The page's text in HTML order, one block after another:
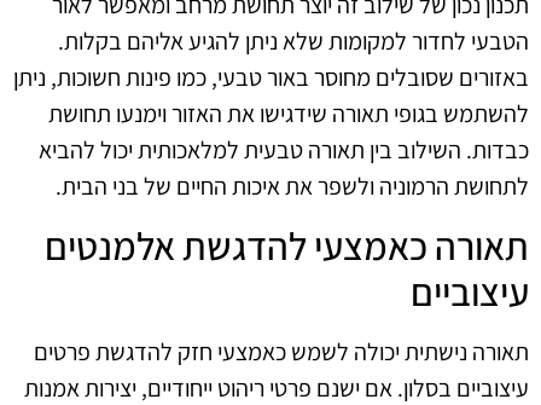
הטבעי לחדור למקומות שלא ניתן להגיע אליהם בקלות.
באזורים שסובלים מחוסר באור טבעי, כמו פינות חשוכות, ניתן
להשתמש בגופי תאורה שידגישו את האזור וימנעו תחושת
כבדות. השילוב בין תאורה טבעית למלאכותית יכול להביא
לתחושת הרמוניה ולשפר את איכות החיים של בני הבית.
תאורה כאמצעי להדגשת אלמנטים
עיצוביים
תאורה נישתית יכולה לשמש כאמצעי חזק להדגשת פרטים
עיצוביים בסלון. אם ישנם פרטי ריהוט ייחודיים, יצירות אמנות